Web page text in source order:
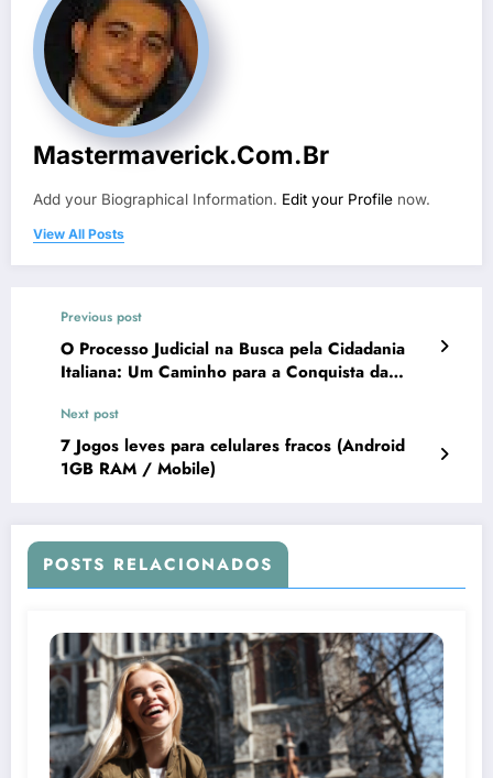
Mastermaverick.com.br
Add your Biographical Information. Edit your Profile now.
View All Posts
Previous post
O Processo Judicial na Busca pela Cidadania
Italiana: Um Caminho para a Conquista da
Next post
7 Jogos leves para celulares fracos (Android
1GB RAM / Mobile)
POSTS RELACIONADOS